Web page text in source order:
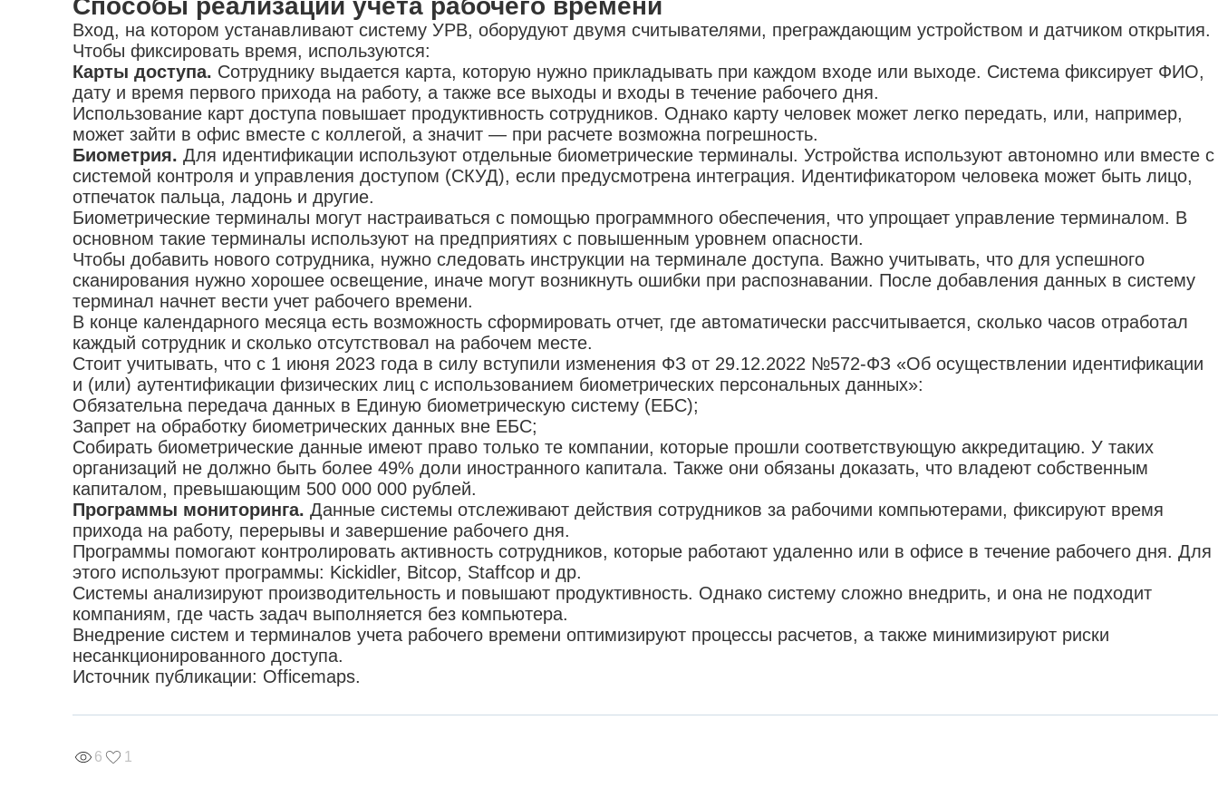
Способы реализации учета рабочего времени
Вход, на котором устанавливают систему УРВ, оборудуют двумя считывателями, преграждающим устройством и датчиком открытия.
Чтобы фиксировать время, используются:
Карты доступа. Сотруднику выдается карта, которую нужно прикладывать при каждом входе или выходе. Система фиксирует ФИО,
дату и время первого прихода на работу, а также все выходы и входы в течение рабочего дня.
Использование карт доступа повышает продуктивность сотрудников. Однако карту человек может легко передать, или, например,
может зайти в офис вместе с коллегой, а значит — при расчете возможна погрешность.
Биометрия. Для идентификации используют отдельные биометрические терминалы. Устройства используют автономно или вместе с
системой контроля и управления доступом (СКУД), если предусмотрена интеграция. Идентификатором человека может быть лицо,
отпечаток пальца, ладонь и другие.
Биометрические терминалы могут настраиваться с помощью программного обеспечения, что упрощает управление терминалом. В
основном такие терминалы используют на предприятиях с повышенным уровнем опасности.
Чтобы добавить нового сотрудника, нужно следовать инструкции на терминале доступа. Важно учитывать, что для успешного
сканирования нужно хорошее освещение, иначе могут возникнуть ошибки при распознавании. После добавления данных в систему
терминал начнет вести учет рабочего времени.
В конце календарного месяца есть возможность сформировать отчет, где автоматически рассчитывается, сколько часов отработал
каждый сотрудник и сколько отсутствовал на рабочем месте.
Стоит учитывать, что с 1 июня 2023 года в силу вступили изменения ФЗ от 29.12.2022 №572-ФЗ «Об осуществлении идентификации
и (или) аутентификации физических лиц с использованием биометрических персональных данных»:
Обязательна передача данных в Единую биометрическую систему (ЕБС);
Запрет на обработку биометрических данных вне ЕБС;
Собирать биометрические данные имеют право только те компании, которые прошли соответствующую аккредитацию. У таких
организаций не должно быть более 49% доли иностранного капитала. Также они обязаны доказать, что владеют собственным
капиталом, превышающим 500 000 000 рублей.
Программы мониторинга. Данные системы отслеживают действия сотрудников за рабочими компьютерами, фиксируют время
прихода на работу, перерывы и завершение рабочего дня.
Программы помогают контролировать активность сотрудников, которые работают удаленно или в офисе в течение рабочего дня. Для
этого используют программы: Kickidler, Bitcop, Staffcop и др.
Системы анализируют производительность и повышают продуктивность. Однако систему сложно внедрить, и она не подходит
компаниям, где часть задач выполняется без компьютера.
Внедрение систем и терминалов учета рабочего времени оптимизируют процессы расчетов, а также минимизируют риски
несанкционированного доступа.
Источник публикации: Officemaps.
6 1